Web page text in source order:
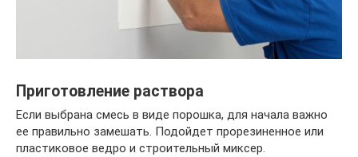
Приготовление раствора
Если выбрана смесь в виде порошка, для начала важно
ее правильно замешать. Подойдет прорезиненное или
пластиковое ведро и строительный миксер.